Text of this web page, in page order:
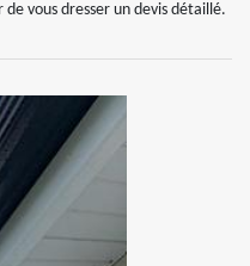
vous dresser un devis détaillé.